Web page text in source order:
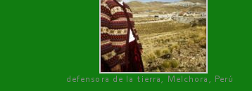
defensora de la tierra, Melchora, Perú